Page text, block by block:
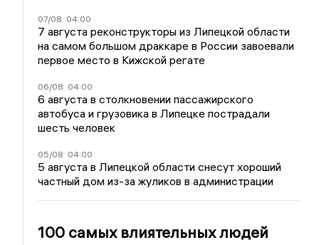
07/08 04:00
7 августа реконструкторы из Липецкой области
на самом большом драккаре в России завоевали
первое место в Кижской регате
06/08 04:00
6 августа в столкновении пассажирского
автобуса и грузовика в Липецке пострадали
шесть человек
05/08 04:00
5 августа в Липецкой области снесут хороший
частный дом из-за жуликов в администрации
100 самых влиятельных людей